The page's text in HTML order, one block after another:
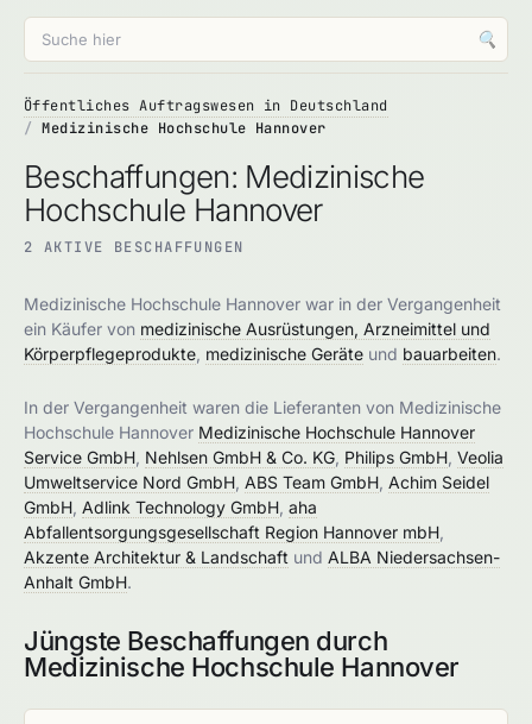
🔍
Öffentliches Auftragswesen in Deutschland
Medizinische Hochschule Hannover
Beschaffungen: Medizinische
Hochschule Hannover
2 AKTIVE BESCHAFFUNGEN
Medizinische Hochschule Hannover war in der Vergangenheit
ein Käufer von medizinische Ausrüstungen, Arzneimittel und
Körperpflegeprodukte medizinische Geräte und bauarbeiten.
In der Vergangenheit waren die Lieferanten von Medizinische
Hochschule Hannover Medizinische Hochschule Hannover
Service GmbH Nehlsen GmbH & Co. KG Philips GmbH Veolia
Umweltservice Nord GmbH ABS Team GmbH Achim Seidel
GmbH Adlink Technology GmbH aha
Abfallentsorgungsgesellschaft Region Hannover mbH
Akzente Architektur & Landschaft und ALBA Niedersachsen-
Anhalt GmbH.
Jüngste Beschaffungen durch
Medizinische Hochschule Hannover